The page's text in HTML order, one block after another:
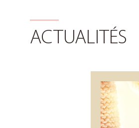
ACTUALITÉS